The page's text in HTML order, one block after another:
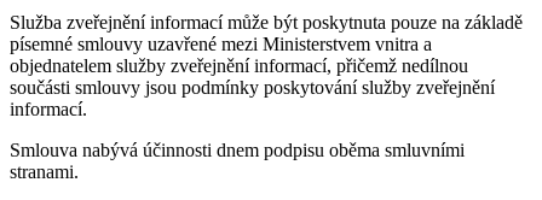
Služba zveřejnění informací může být poskytnuta pouze na základě
písemné smlouvy uzavřené mezi Ministerstvem vnitra a
objednatelem služby zveřejnění informací, přičemž nedílnou
součásti smlouvy jsou podmínky poskytování služby zveřejnění
informací.
Smlouva nabývá účinnosti dnem podpisu oběma smluvními
stranami.